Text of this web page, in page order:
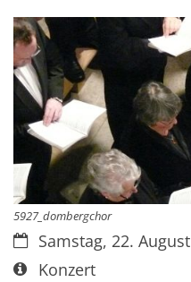
5927_dombergchor
Datum:Samstag, 22.
Art bzw. Nummer:
Konzert